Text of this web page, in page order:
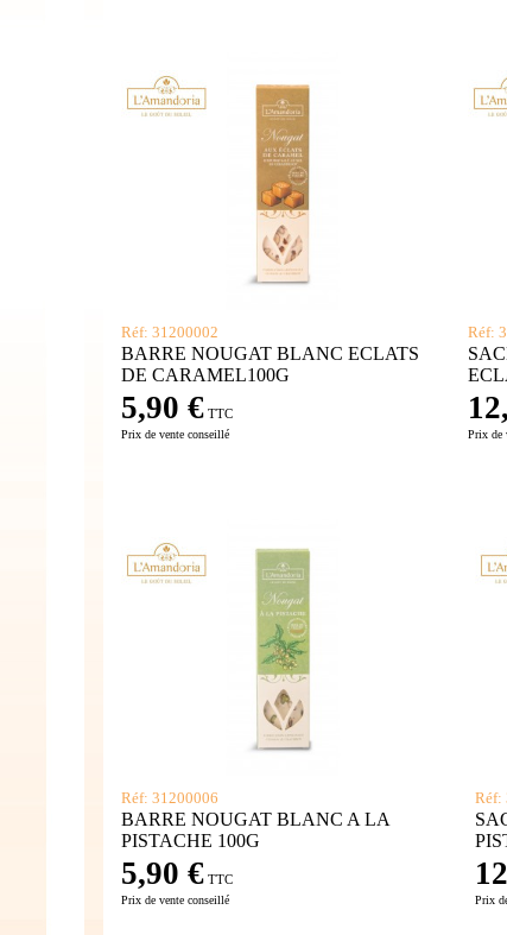
Réf: 31200002
BARRE NOUGAT BLANC ECLATS
DE CARAMEL100G
5,90 € TTC
Prix de vente conseillé
Réf:
Prix de
Réf: 31200006
BARRE NOUGAT BLANC A LA
PISTACHE 100G
5,90 € TTC
Prix de vente conseillé
Réf:
Prix